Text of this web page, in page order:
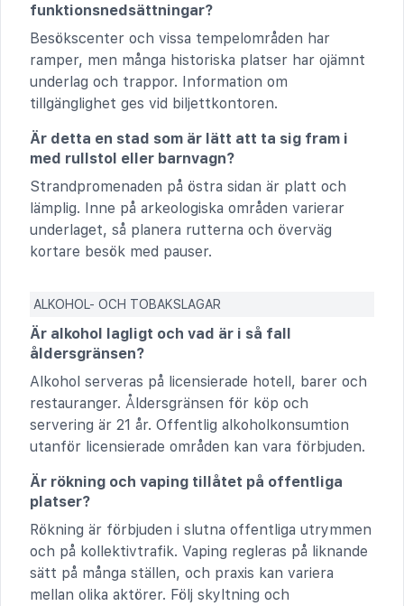
funktionsnedsättningar?
Besökscenter och vissa tempelområden har
ramper, men många historiska platser har ojämnt
underlag och trappor. Information om
tillgänglighet ges vid biljettkontoren.
Är detta en stad som är lätt att ta sig fram i
med rullstol eller barnvagn?
Strandpromenaden på östra sidan är platt och
lämplig. Inne på arkeologiska områden varierar
underlaget, så planera rutterna och överväg
kortare besök med pauser.
ALKOHOL- OCH TOBAKSLAGAR
Är alkohol lagligt och vad är i så fall
åldersgränsen?
Alkohol serveras på licensierade hotell, barer och
restauranger. Åldersgränsen för köp och
servering är 21 år. Offentlig alkoholkonsumtion
utanför licensierade områden kan vara förbjuden.
Är rökning och vaping tillåtet på offentliga
platser?
Rökning är förbjuden i slutna offentliga utrymmen
och på kollektivtrafik. Vaping regleras på liknande
sätt på många ställen, och praxis kan variera
mellan olika aktörer. Följ skyltning och